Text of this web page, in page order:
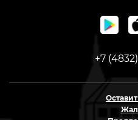
+7